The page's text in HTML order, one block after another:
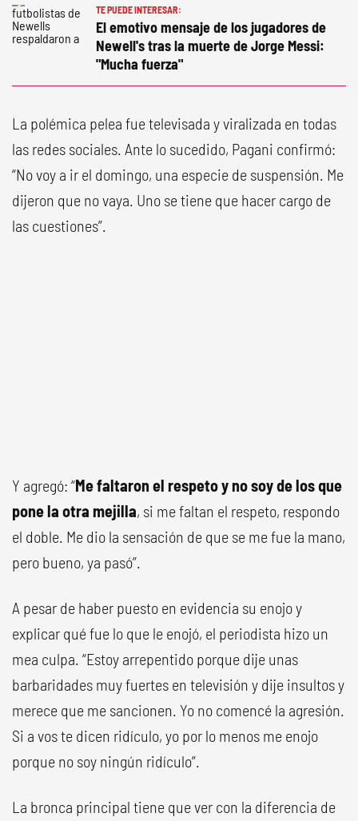
TE PUEDE INTERESAR:
El emotivo mensaje de los jugadores de
Newell's tras la muerte de Jorge Messi:
"Mucha fuerza"
La polémica pelea fue televisada y viralizada en todas
las redes sociales. Ante lo sucedido, Pagani confirmó:
“No voy a ir el domingo, una especie de suspensión. Me
dijeron que no vaya. Uno se tiene que hacer cargo de
las cuestiones”.
Y agregó: “Me faltaron el respeto y no soy de los que
pone la otra mejilla, si me faltan el respeto, respondo
el doble. Me dio la sensación de que se me fue la mano,
pero bueno, ya pasó”.
A pesar de haber puesto en evidencia su enojo y
explicar qué fue lo que le enojó, el periodista hizo un
mea culpa. “Estoy arrepentido porque dije unas
barbaridades muy fuertes en televisión y dije insultos y
merece que me sancionen. Yo no comencé la agresión.
Si a vos te dicen ridículo, yo por lo menos me enojo
porque no soy ningún ridículo”.
La bronca principal tiene que ver con la diferencia de